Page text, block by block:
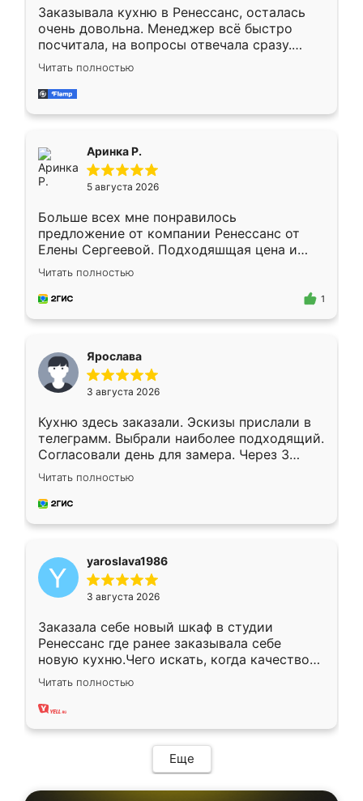
Заказывала кухню в Ренессанс, осталась
очень довольна. Менеджер всё быстро
посчитала, на вопросы отвечала сразу.
Замерщик приехал в субботу, подошёл к
делу со всей ответственностью. Собрали
за день, ребята работали аккуратно, даже
Читать полностью
Аринка Р.
5 августа 2026
Больше всех мне понравилось
предложение от компании Ренессанс от
Елены Сергеевой. Подходяшщая цена и
короткие сроки изготовления. Приехавший
для замера сотрудник Владислав
предложил по моему эскизу самый
Читать полностью
1
Ярослава
3 августа 2026
Кухню здесь заказали. Эскизы прислали в
телеграмм. Выбрали наиболее подходящий.
Согласовали день для замера. Через 3
недели кухня была уже готова. Остались
довольны работой. Спасибо Ренессанс
мебель за качественную работу!
Читать полностью
yaroslava1986
3 августа 2026
Заказала себе новый шкаф в студии
Ренессанс где ранее заказывала себе
новую кухню.Чего искать, когда качеством
вполне довольна. Служит кухня уже почти
два года, нареканий нет.
Читать полностью
Еще